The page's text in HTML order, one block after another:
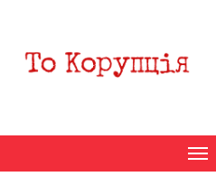
содержанию